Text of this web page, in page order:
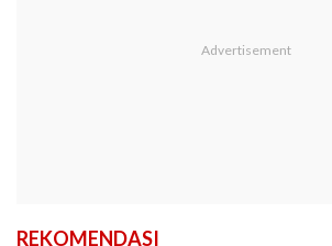
REKOMENDASI